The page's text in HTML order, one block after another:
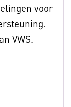
voor
VWS.